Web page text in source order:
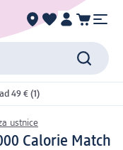
49 € (1)
ustnice
Calorie Match